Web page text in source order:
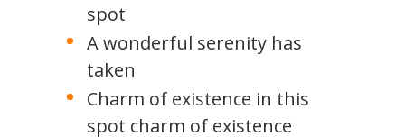
spot
A wonderful serenity has
taken
Charm of existence in this
spot charm of existence